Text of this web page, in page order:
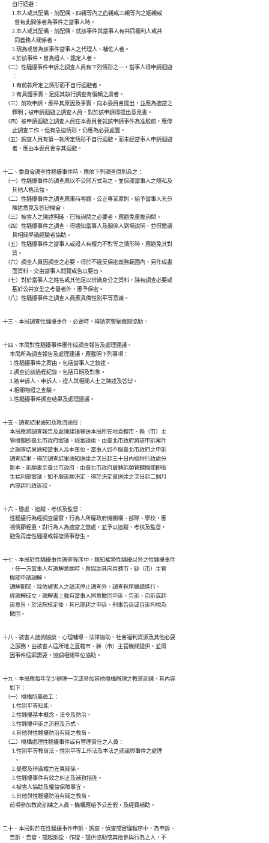
        自行迴避︰
        1.本人或其配偶、前配偶、四親等內之血親或三親等內之姻親或
          曾有此關係者為事件之當事人時。
        2.本人或其配偶、前配偶，就該事件與當事人有共同權利人或共
          同義務人關係者。
        3.現為或曾為該事件當事人之代理人、輔佐人者。
        4.於該事件，曾為證人、鑑定人者。
  （二）性騷擾事件申訴之調查人員有下列情形之一，當事人得申請迴避
        ︰
        1.有前款所定之情形而不自行迴避者。
        2.有具體事實，足認其執行調查有偏頗之虞者。
  （三）前款申請，應舉其原因及事實，向本委員會提出，並應為適當之
        釋明；被申請迴避之調查人員，對於該申請得提出意見書。
  （四）被申請迴避之調查人員在本委員會就該申請事件為准駁前，應停
        止調查工作。但有急迫情形，仍應為必要處置。
  （五）調查人員有第一款所定情形不自行迴避，而未經當事人申請迴避
        者，應由本委員會命其迴避。
十二、委員會調查性騷擾事件時，應依下列調查原則為之：
  （一）性騷擾事件的調查應以不公開方式為之，並保護當事人之隱私及
        其他人格法益。
  （二）性騷擾事件之調查應秉持客觀、公正專業原則，給予當事人充分
        陳述意見及答辯機會。
  （三）被害人之陳述明確，已無詢問之必要者，應避免重複詢問。
  （四）性騷擾事件之調查，得通知當事人及關係人到場說明，並得邀請
        具相關學識經驗者協助。
  （五）性騷擾事件之當事人或證人有權力不對等之情形時，應避免其對
        質。
  （六）調查人員因調查之必要，得於不違反保密義務範圍內，另作成書
        面資料，交由當事人閱覽或告以要旨。
  （七）對於當事人之姓名或其他足以辨識身分之資料，除有調查必要或
        基於公共安全之考量者外，應予保密。
  （八）性騷擾事件之調查人員應具備性別平等意識。
十三、本局調查性騷擾事件，必要時，得請求警察機關協助。
十四、本局對性騷擾事件應作成調查報告及處理建議。
      本局所為調查報告及處理建議，應載明下列事項：
      1.性騷擾事件之案由，包括當事人之敘述。
      2.調查訪談過程紀錄，包括日期及對象。
      3.被申訴人、申訴人、證人與相關人士之陳述及答辯。
      4.相關物證之查驗。
      5.性騷擾事件調查結果及處理建議。
十五、調查結果通知及救濟途徑：
      本局應將調查報告及處理建議移送本局所在地直轄市、縣（市）主
      管機關即臺北市政府審議，經審議後，由臺北市政府將該申訴案件
      之調查結果通知當事人及本單位。當事人如不服臺北市政府之申訴
      調查結果，得於調查結果通知送達之次日起三十日內檢附行政處分
      影本、訴願書至臺北市政府，由臺北市政府層轉訴願管轄機關即衛
      生福利部審議，如不服訴願決定，得於決定書送達之次日起二個月
      內提起行政訴訟。
十六、懲處、追蹤、考核及監督：
      性騷擾行為經調查屬實，行為人所屬政府機關構、部隊、學校，應
      視情節輕重，對行為人為適當之懲處，並予以追蹤、考核及監督，
      避免再度性騷擾或報復情事發生。
十七、本局於性騷擾事件調查程序中，獲知權勢性騷擾以外之性騷擾事件
      ，任一方當事人有調解意願時，應協助其向直轄市、縣（市）主管
      機關申請調解。
      調解期間，除依被害人之請求停止調查外，調查程序繼續進行。
      經調解成立，調解書上載有當事人同意撤回申訴、告訴、自訴或起
      訴意旨，於法院核定後，其已提起之申訴、刑事告訴或自訴均視為
      撤回。
十八、被害人諮詢協談、心理輔導、法律協助、社會福利資源及其他必要
      之服務，由被害人居所地之直轄市、縣（市）主管機關提供，並得
      因事件個案需要，協調相關單位協助。
十九、本局應每年至少辦理一次或參加其他機構辦理之教育訓練，其內容
      如下：
  （一）機構所屬員工：
        1.性別平等知能。
        2.性騷擾基本概念、法令及防治。
        3.性騷擾申訴之流程及方式。
        4.其他與性騷擾防治有關之教育。
  （二）機構處理性騷擾事件或有管理責任之人員：
        1.性別平等教育法、性別平等工作法及本法之認識與事件之處理
          。
        2.覺察及辨識權力差異關係。
        3.性騷擾事件有效之糾正及補救措施。
        4.被害人協助及權益保障事宜。
        5.其他與性騷擾防治有關之教育。
      前項參加教育訓練之人員，機構應給予公差假，及經費補助。
二十、本局對於在性騷擾事件申訴、調查、偵查或審理程序中，為申訴、
      告訴、告發、提起訴訟、作證、提供協助或其他參與行為之人，不